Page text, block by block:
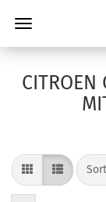
CITROEN